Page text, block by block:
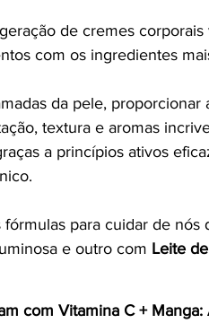
de cremes corporais
com os ingredientes
da pele, proporcionar
textura e aromas
a princípios ativos
para cuidar de nós
e outro com Leite
com Vitamina C +